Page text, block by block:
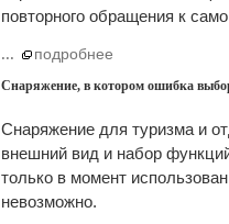
повторного обращения к
... подробнее
Снаряжение, в котором ошибка
Снаряжение для туризма и
внешний вид и набор
только в момент
невозможно.